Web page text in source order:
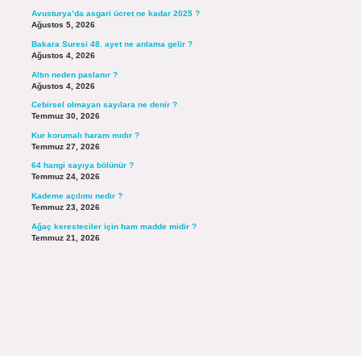
Avusturya’da asgari ücret ne kadar 2025 ?
Ağustos 5, 2026
Bakara Suresi 48. ayet ne anlama gelir ?
Ağustos 4, 2026
Altın neden paslanır ?
Ağustos 4, 2026
Cebirsel olmayan sayılara ne denir ?
Temmuz 30, 2026
Kur korumalı haram mıdır ?
Temmuz 27, 2026
64 hangi sayıya bölünür ?
Temmuz 24, 2026
Kademe açılımı nedir ?
Temmuz 23, 2026
Ağaç keresteciler için ham madde midir ?
Temmuz 21, 2026